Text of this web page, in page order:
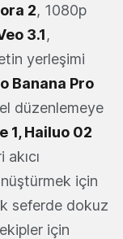
2, 1080p
3.1,
yerleşimi
Banana Pro
düzenlemeye
1, Hailuo 02
için
seferde dokuz
için